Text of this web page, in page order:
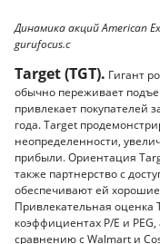
Динамика акций American
gurufocus.c
Target (TGT). Гигант
обычно переживает
привлекает
года. Target
неопределенности,
прибыли. Ориентация
также партнерство с
обеспечивают ей
Привлекательная
коэффициентах P/E и
сравнению с Walmart и